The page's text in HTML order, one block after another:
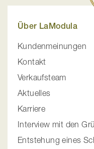
Über LaModula
Kundenmeinungen
Kontakt
Verkaufsteam
Aktuelles
Karriere
Interview mit den
Entstehung eines